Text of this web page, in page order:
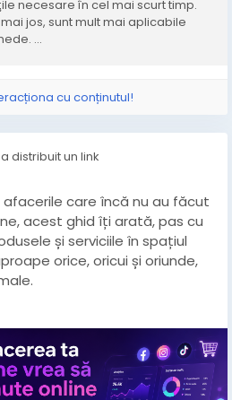
necesare în cel mai scurt timp.
jos, sunt mult mai aplicabile
...
cu conținutul!
a distribuit un link
care încă nu au făcut
acest ghid îți arată, pas cu
și serviciile în spațiul
orice, oricui și oriunde,
afacerea ta se poate
dacă depozitul sau
într-un singur oraș.